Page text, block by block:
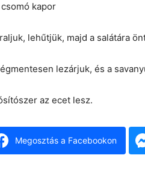
kapor
lehűtjük, majd a salátára
lezárjuk, és a
az ecet lesz.
Megosztás a Facebookon